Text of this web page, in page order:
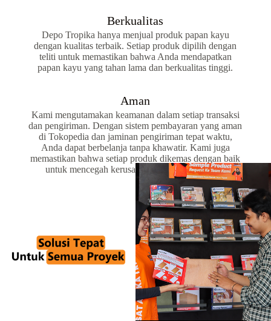
Berkualitas
Depo Tropika hanya menjual produk papan kayu
dengan kualitas terbaik. Setiap produk dipilih dengan
teliti untuk memastikan bahwa Anda mendapatkan
papan kayu yang tahan lama dan berkualitas tinggi.
Aman
Kami mengutamakan keamanan dalam setiap transaksi
dan pengiriman. Dengan sistem pembayaran yang aman
di Tokopedia dan jaminan pengiriman tepat waktu,
Anda dapat berbelanja tanpa khawatir. Kami juga
memastikan bahwa setiap produk dikemas dengan baik
untuk mencegah kerusakan selama pengiriman.